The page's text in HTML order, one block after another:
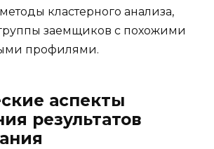
кластерного анализа,
заемщиков с похожими
профилями.
аспекты
результатов